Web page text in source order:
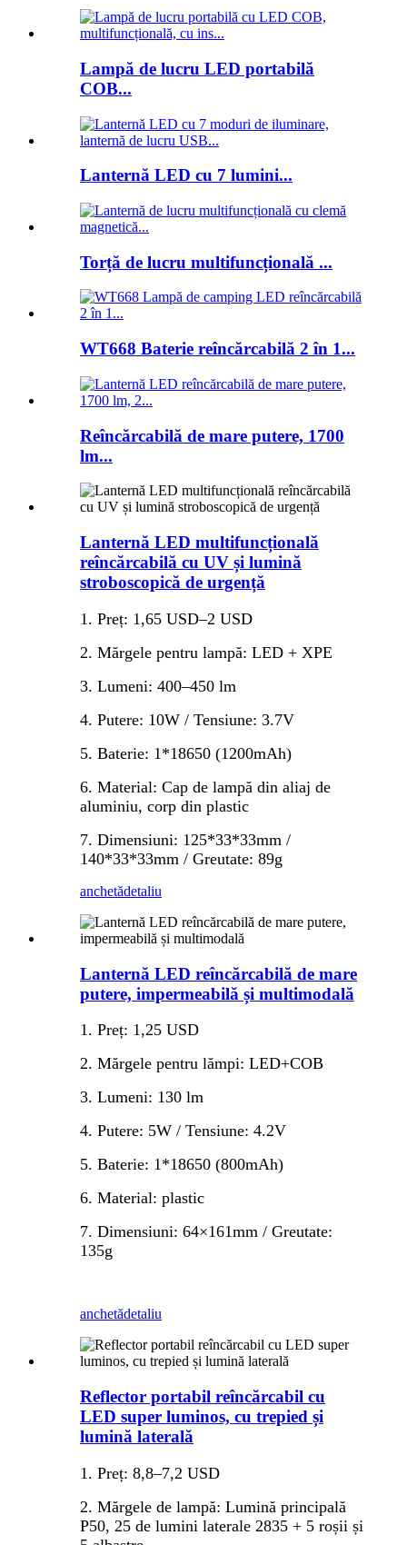
Lampă de lucru LED portabilă
COB...
Lanternă LED cu 7 lumini...
Torță de lucru multifuncțională ...
WT668 Baterie reîncărcabilă 2 în 1...
Reîncărcabilă de mare putere, 1700
lm...
Lanternă LED multifuncțională
reîncărcabilă cu UV și lumină
stroboscopică de urgență
1. Preț: 1,65 USD–2 USD
2. Mărgele pentru lampă: LED + XPE
3. Lumeni: 400–450 lm
4. Putere: 10W / Tensiune: 3.7V
5. Baterie: 1*18650 (1200mAh)
6. Material: Cap de lampă din aliaj de
aluminiu, corp din plastic
7. Dimensiuni: 125*33*33mm /
140*33*33mm / Greutate: 89g
anchetădetaliu
Lanternă LED reîncărcabilă de mare
putere, impermeabilă și multimodală
1. Preț: 1,25 USD
2. Mărgele pentru lămpi: LED+COB
3. Lumeni: 130 lm
4. Putere: 5W / Tensiune: 4.2V
5. Baterie: 1*18650 (800mAh)
6. Material: plastic
7. Dimensiuni: 64×161mm / Greutate:
135g
anchetădetaliu
Reflector portabil reîncărcabil cu
LED super luminos, cu trepied și
lumină laterală
1. Preț: 8,8–7,2 USD
2. Mărgele de lampă: Lumină principală
P50, 25 de lumini laterale 2835 + 5 roșii și